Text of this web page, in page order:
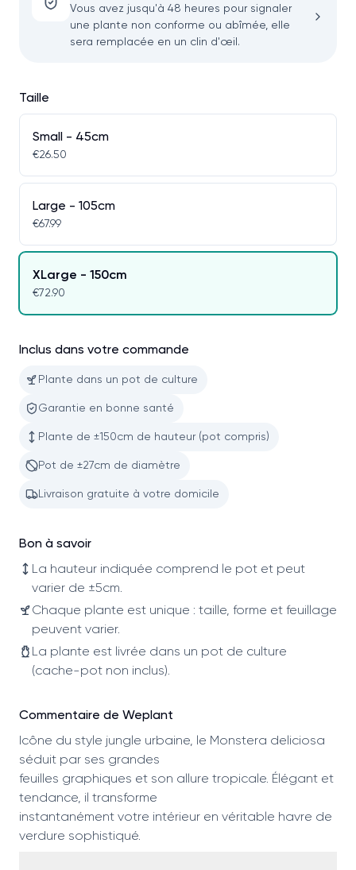
Vous avez jusqu'à 48 heures pour signaler
une plante non conforme ou abîmée, elle
sera remplacée en un clin d'œil.
Taille
Small - 45cm
€26.50
Large - 105cm
€67.99
XLarge - 150cm
€72.90
Inclus dans votre commande
Plante dans un pot de culture
Garantie en bonne santé
Plante de ±150cm de hauteur (pot compris)
Pot de ±27cm de diamètre
Livraison gratuite à votre domicile
Bon à savoir
La hauteur indiquée comprend le pot et peut
varier de ±5cm.
Chaque plante est unique : taille, forme et feuillage
peuvent varier.
La plante est livrée dans un pot de culture
(cache-pot non inclus).
Commentaire de Weplant
Icône du style jungle urbaine, le Monstera deliciosa
séduit par ses grandes
feuilles graphiques et son allure tropicale. Élégant et
tendance, il transforme
instantanément votre intérieur en véritable havre de
verdure sophistiqué.